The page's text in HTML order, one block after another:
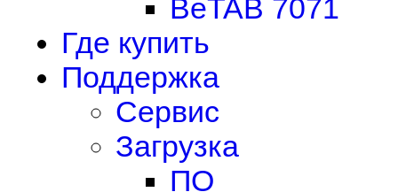
BeTAB 7071
Где купить
Поддержка
Сервис
Загрузка
ПО